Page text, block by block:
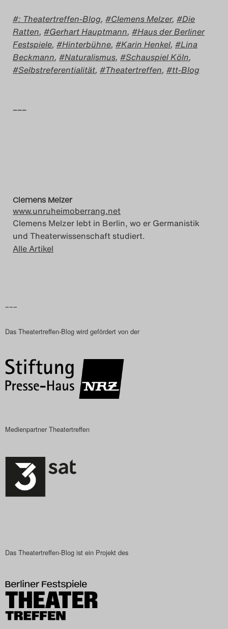
: Theatertreffen-Blog, Clemens Melzer,
Die
Ratten, Gerhart Hauptmann,
Haus der Berliner
Festspiele, Hinterbühne, Karin Henkel,
Lina
Beckmann, Naturalismus, Schauspiel Köln,
Selbstreferentialität, Theatertreffen, tt-Blog
–––
Clemens Melzer
www.unruheimoberrang.net
Clemens Melzer lebt in Berlin, wo er Germanistik
und Theaterwissenschaft studiert.
Alle Artikel
–––
Das Theatertreffen-Blog wird gefördert von der
Medienpartner Theatertreffen
Das Theatertreffen-Blog ist ein Projekt des